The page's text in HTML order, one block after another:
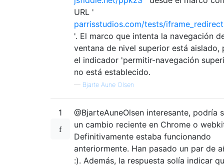
URL '
parrisstudios.com/tests/
'. El marco que intenta la navegación
ventana de nivel superior está aislado,
el indicador 'permitir-navegación
no está establecido.
— Bjarte Aune Olsen
1
@BjarteAuneOlsen interesante, podría
un cambio reciente en Chrome o
Definitivamente estaba funcionando
anteriormente. Han pasado un par de
:). Además, la respuesta solía indicar